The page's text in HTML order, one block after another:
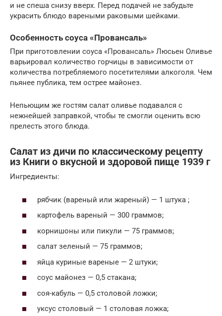
и не спеша снизу вверх. Перед подачей не забудьте
украсить блюдо вареными раковыми шейками.
Особенность соуса «Провансаль»
При приготовлении соуса «Провансаль» Люсьен Оливье
варьировал количество горчицы в зависимости от
количества потребляемого посетителями алкоголя. Чем
пьянее публика, тем острее майонез.
Непьющим же гостям салат оливье подавался с
нежнейшей заправкой, чтобы те смогли оценить всю
прелесть этого блюда.
Салат из дичи по классическому рецепту
из Книги о вкусной и здоровой пище 1939 г
Ингредиенты:
рябчик (вареный или жареный) — 1 штука ;
картофель вареный — 300 граммов;
корнишоны или пикули — 75 граммов;
салат зеленый — 75 граммов;
яйца куриные вареные — 2 штуки;
соус майонез — 0,5 стакана;
соя-кабуль — 0,5 столовой ложки;
уксус столовый — 1 столовая ложка;